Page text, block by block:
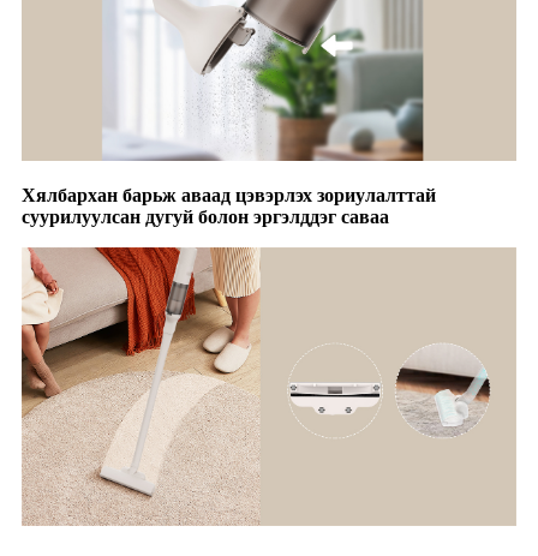
Хялбархан барьж аваад цэвэрлэх зориулалттай
суурилуулсан дугуй болон эргэлддэг саваа